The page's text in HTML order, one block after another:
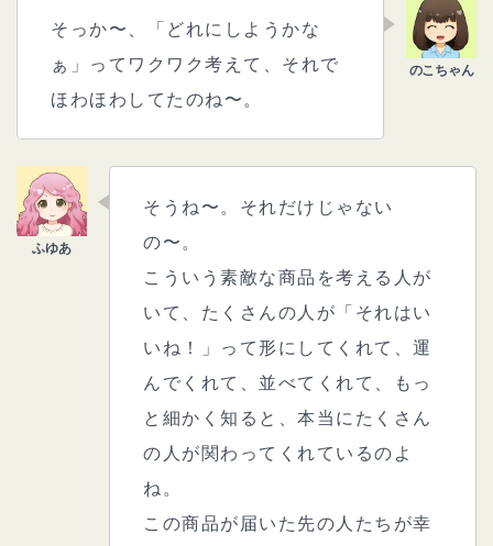
そっか〜、「どれにしようかな
ぁ」ってワクワク考えて、それで
ほわほわしてたのね〜。
そうね〜。それだけじゃない
の〜。
こういう素敵な商品を考える人が
いて、たくさんの人が「それはい
いね！」って形にしてくれて、運
んでくれて、並べてくれて、もっ
と細かく知ると、本当にたくさん
の人が関わってくれているのよ
ね。
この商品が届いた先の人たちが幸